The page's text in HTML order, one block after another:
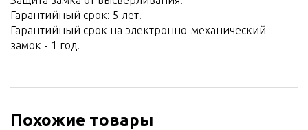
Гарантийный срок: 5 лет.
Гарантийный срок на электронно-механический
замок - 1 год.
Похожие товары